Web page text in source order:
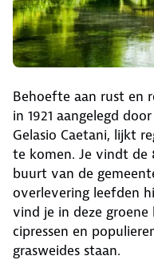
Behoefte aan rust en
in 1921 aangelegd
Gelasio Caetani, lijkt
te komen. Je vindt
buurt van de
overlevering leefden
vind je in deze groene
cipressen en
grasweides staan.